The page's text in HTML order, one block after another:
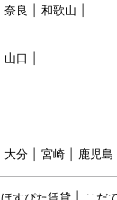
奈良
和歌山
山口
大分 宮崎 鹿児島